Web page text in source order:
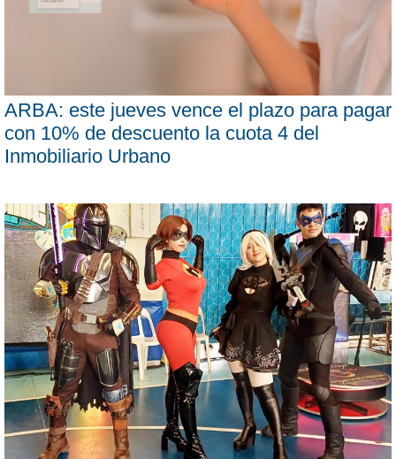
ARBA: este jueves vence el plazo para pagar
con 10% de descuento la cuota 4 del
Inmobiliario Urbano